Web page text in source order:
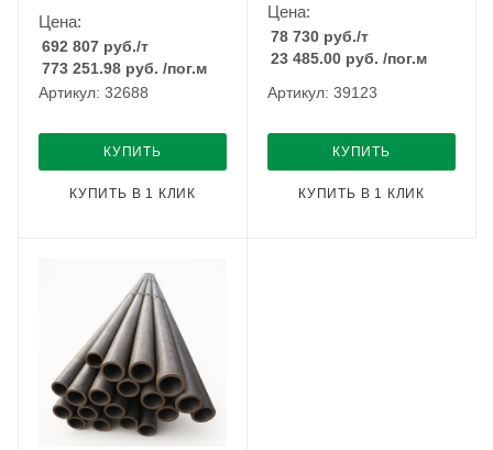
Цена:
692 807 руб./т
773 251.98 руб. /пог.м
Артикул: 32688
КУПИТЬ
КУПИТЬ В 1 КЛИК
Цена:
78 730 руб./т
23 485.00 руб. /пог.м
Артикул: 39123
КУПИТЬ
КУПИТЬ В 1 КЛИК